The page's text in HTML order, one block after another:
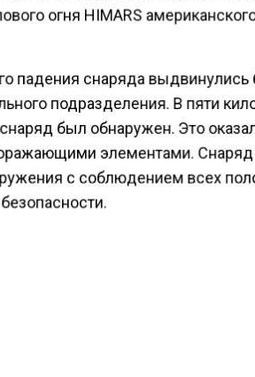
огня HIMARS
падения снаряда выдвинулись
подразделения. В пяти
был обнаружен. Это
элементами.
с соблюдением всех